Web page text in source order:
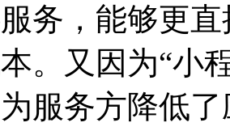
务，能够更
。又因为“小
服务方降低